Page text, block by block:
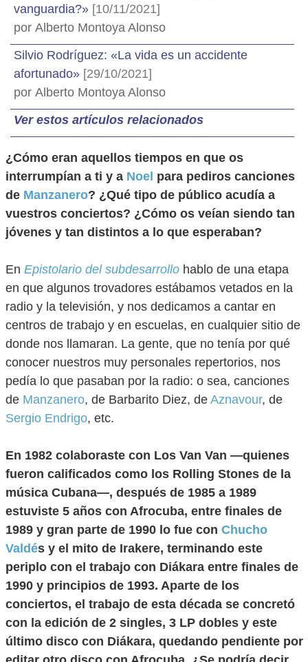
vanguardia?» [10/11/2021]
por Alberto Montoya Alonso
Silvio Rodríguez: «La vida es un accidente
afortunado» [29/10/2021]
por Alberto Montoya Alonso
Ver estos artículos relacionados
¿Cómo eran aquellos tiempos en que os
interrumpían a ti y a Noel para pediros canciones
de Manzanero? ¿Qué tipo de público acudía a
vuestros conciertos? ¿Cómo os veían siendo tan
jóvenes y tan distintos a lo que esperaban?
En Epistolario del subdesarrollo hablo de una etapa
en que algunos trovadores estábamos vetados en la
radio y la televisión, y nos dedicamos a cantar en
centros de trabajo y en escuelas, en cualquier sitio de
donde nos llamaran. La gente, que no tenía por qué
conocer nuestros muy personales repertorios, nos
pedía lo que pasaban por la radio: o sea, canciones
de Manzanero, de Barbarito Diez, de Aznavour, de
Sergio Endrigo, etc.
En 1982 colaboraste con Los Van Van —quienes
fueron calificados como los Rolling Stones de la
música Cubana—, después de 1985 a 1989
estuviste 5 años con Afrocuba, entre finales de
1989 y gran parte de 1990 lo fue con Chucho
Valdés y el mito de Irakere, terminando este
periplo con el trabajo con Diákara entre finales de
1990 y principios de 1993. Aparte de los
conciertos, el trabajo de esta década se concretó
con la edición de 2 singles, 3 LP dobles y este
último disco con Diákara, quedando pendiente por